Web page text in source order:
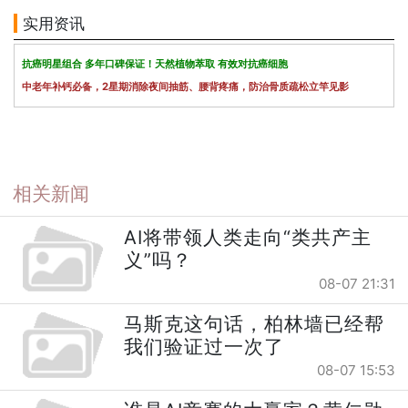
实用资讯
抗癌明星组合 多年口碑保证！天然植物萃取 有效对抗癌细胞
中老年补钙必备，2星期消除夜间抽筋、腰背疼痛，防治骨质疏松立竿见影
相关新闻
AI将带领人类走向“类共产主
义”吗？
08-07 21:31
马斯克这句话，柏林墙已经帮
我们验证过一次了
08-07 15:53